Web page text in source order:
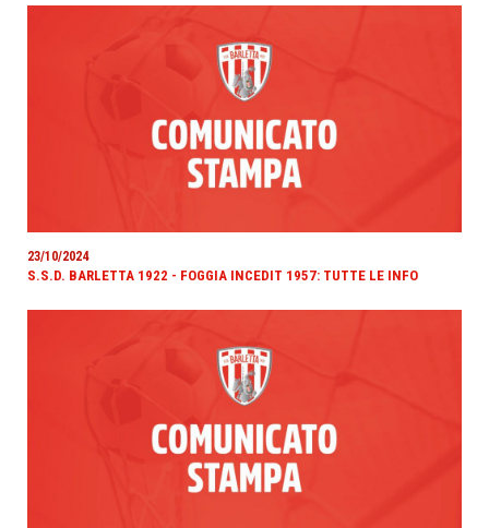
23/10/2024
S.S.D. BARLETTA 1922 - FOGGIA INCEDIT 1957: TUTTE LE INFO